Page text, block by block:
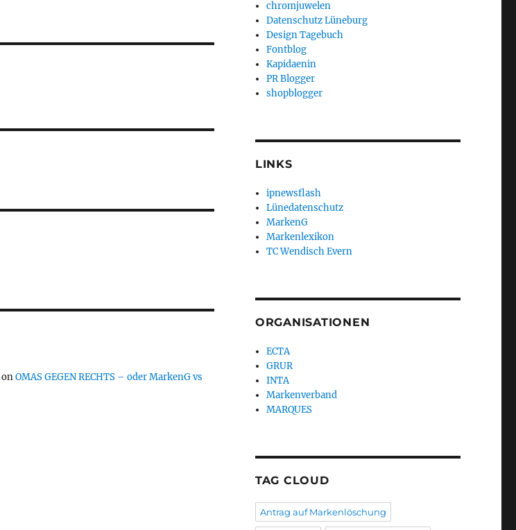
onOMAS GEGEN RECHTS – oder MarkenG vs
chromjuwelen
Datenschutz Lüneburg
Design Tagebuch
Fontblog
Kapidaenin
PR Blogger
shopblogger
LINKS
ipnewsflash
Lünedatenschutz
MarkenG
Markenlexikon
TC Wendisch Evern
ORGANISATIONEN
ECTA
GRUR
INTA
Markenverband
MARQUES
TAG CLOUD
Antrag auf Markenlöschung